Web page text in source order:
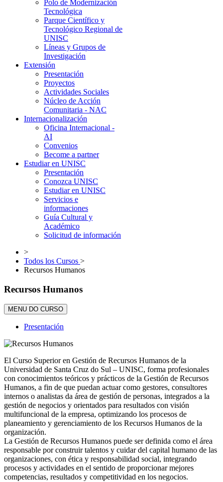
Polo de Modernización
Tecnológica
Parque Científico y
Tecnológico Regional de
UNISC
Líneas y Grupos de
Investigación
Extensión
Presentación
Proyectos
Actividades Sociales
Núcleo de Acción
Comunitaria - NAC
Internacionalización
Oficina Internacional -
AI
Convenios
Become a partner
Estudiar en UNISC
Presentación
Conozca UNISC
Estudiar en UNISC
Servicios e
informaciones
Guía Cultural y
Académico
Solicitud de información
>
Todos los Cursos >
Recursos Humanos
Recursos Humanos
MENU DO CURSO
Presentación
El Curso Superior en Gestión de Recursos Humanos de la
Universidad de Santa Cruz do Sul – UNISC, forma profesionales
con conocimientos teóricos y prácticos de la Gestión de Recursos
Humanos, a fin de que puedan actuar como gestores, consultores
internos o analistas da área de gestión de personas, integrados a la
gestión de negocios y orientados para resultados con visión
multifuncional de la empresa, optimizando los procesos de
planeamiento y gerenciamiento de los Recursos Humanos de la
organización.
La Gestión de Recursos Humanos puede ser definida como el área
responsable por construir talentos y cuidar del capital humano de las
organizaciones, con ética y responsabilidad social, integrando
procesos y actividades en el sentido de proporcionar mejores
competencias, resultados y competitividad en los negocios.